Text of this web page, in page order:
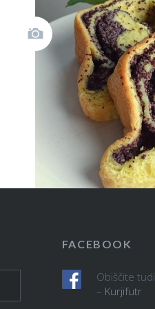
FACEBOOK
Obiščite
– Kurjifutr